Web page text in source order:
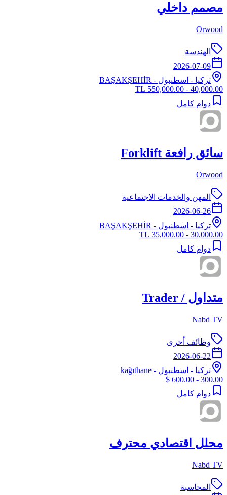
مصمم داخلي
Orwood
الهندسة
2026-07-09
تركيا - اسطنبول - BAŞAKŞEHİR
40,000.00 - 550,000.00 TL
دوام كامل
سائق رافعة Forklift
Orwood
المهن والخدمات الاجتماعية
2026-06-26
تركيا - اسطنبول - BAŞAKŞEHİR
30,000.00 - 35,000.00 TL
دوام كامل
متداول / Trader
Nabd TV
وظائف أخرى
2026-06-22
تركيا - اسطنبول - kağıthane
300.00 - 600.00 $
دوام كامل
محلل اقتصادي محترف
Nabd TV
المحاسبة